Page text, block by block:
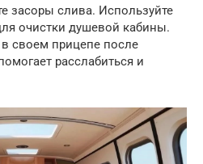
засоры слива. Используйте
очистки душевой кабины.
своем прицепе после
расслабиться и